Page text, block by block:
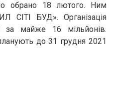
обрано 18 лютого. Ним
СІТІ БУД». Організація
за майже 16 мільйонів.
до 31 грудня 2021